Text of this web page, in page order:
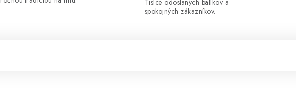
Tisíce odoslaných balíkov a
spokojných zákazníkov.